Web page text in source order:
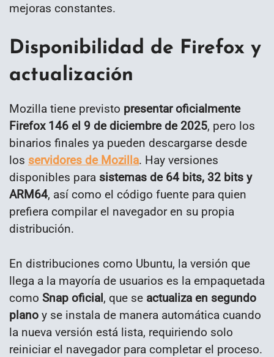
mejoras constantes.
Disponibilidad de Firefox y
actualización
Mozilla tiene previsto presentar oficialmente
Firefox 146 el 9 de diciembre de 2025, pero los
binarios finales ya pueden descargarse desde
los servidores de Mozilla. Hay versiones
disponibles para sistemas de 64 bits, 32 bits y
ARM64, así como el código fuente para quien
prefiera compilar el navegador en su propia
distribución.
En distribuciones como Ubuntu, la versión que
llega a la mayoría de usuarios es la empaquetada
como Snap oficial, que se actualiza en segundo
plano y se instala de manera automática cuando
la nueva versión está lista, requiriendo solo
reiniciar el navegador para completar el proceso.